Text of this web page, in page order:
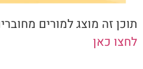
תוכן זה מוצג למורים
לחצו כאן